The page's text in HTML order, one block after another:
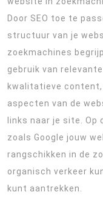
Door SEO toe te
structuur van je
zoekmachines
gebruik van
kwalitatieve
aspecten van de
links naar je site. Op
zoals Google jouw
rangschikken in de
organisch verkeer
kunt aantrekken.